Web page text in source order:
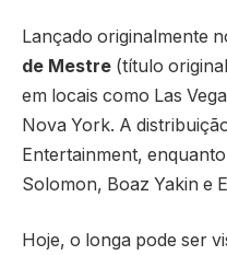
Lançado originalmente
de Mestre (título original
em locais como Las
Nova York. A
Entertainment,
Solomon, Boaz Yakin e
Hoje, o longa pode ser